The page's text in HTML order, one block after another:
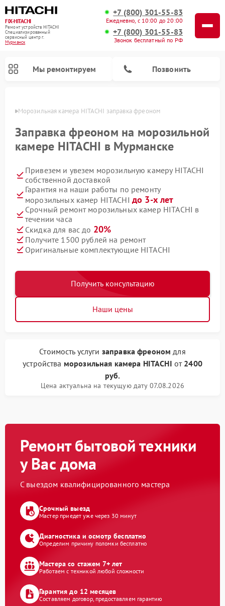
FIX-HITACHI
Ремонт устройств HITACHI
Специализированный
cервисный центр г.
Мурманск
+7 (800) 301-55-83
Ежедневно, с 10:00 до 20:00
+7 (800) 301-55-83
Звонок бесплатный по РФ
Мы ремонтируем Позвонить
Морозильная камера HITACHI заправка фреоном
Заправка фреоном на морозильной
камере HITACHI в Мурманске
Привезем и увезем морозильную камеру HITACHI
собственной доставкой
Гарантия на наши работы по ремонту
морозильных камер HITACHI до 3-х лет
Срочный ремонт морозильных камер HITACHI в
течении часа
Скидка для вас до 20%
Получите 1500 рублей на ремонт
Оригинальные комплектующие HITACHI
Получить консультацию
Наши цены
Стоимость услуги заправка фреоном для
устройства морозильная камера HITACHI от 2400
руб.
Цена актуальна на текущую дату 07.08.2026
Ремонт бытовой техники
у Вас дома
С выездом квалифицированного мастера
Срочный выезд
Мастер приедет уже через 30 минут
Диагностика и осмотр бесплатно
Определим причину поломки бесплатно
Мастера со стажем 7+ лет
Работаем с техникой любой сложности
Гарантия до 12 месяцев
Составляем договор, предоставляем гарантию